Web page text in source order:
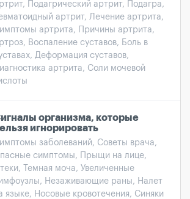
Подагрический артрит, Подагра,
артрит, Лечение артрита,
артрита, Причины артрита,
Воспаление суставов, Боль в
Деформация суставов,
артрита, Соли мочевой
организма, которые
игнорировать
заболеваний, Советы врача,
симптомы, Прыщи на лице,
Темная моча, Увеличенные
Незаживающие раны, Налет
языке, Носовые кровотечения, Синяки